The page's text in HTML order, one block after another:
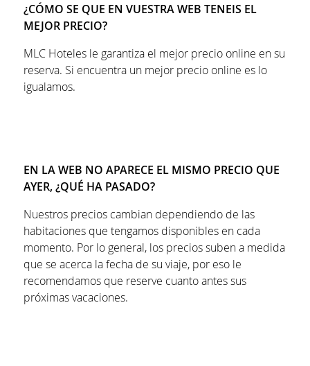
¿CÓMO SE QUE EN VUESTRA WEB TENEIS EL
MEJOR PRECIO?
MLC Hoteles le garantiza el mejor precio online en su
reserva. Si encuentra un mejor precio online es lo
igualamos.
EN LA WEB NO APARECE EL MISMO PRECIO QUE
AYER, ¿QUÉ HA PASADO?
Nuestros precios cambian dependiendo de las
habitaciones que tengamos disponibles en cada
momento. Por lo general, los precios suben a medida
que se acerca la fecha de su viaje, por eso le
recomendamos que reserve cuanto antes sus
próximas vacaciones.